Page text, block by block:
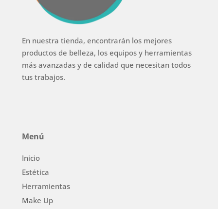
En nuestra tienda, encontrarán los mejores
productos de belleza, los equipos y herramientas
más avanzadas y de calidad que necesitan todos
tus trabajos.
Menú
Inicio
Estética
Herramientas
Make Up